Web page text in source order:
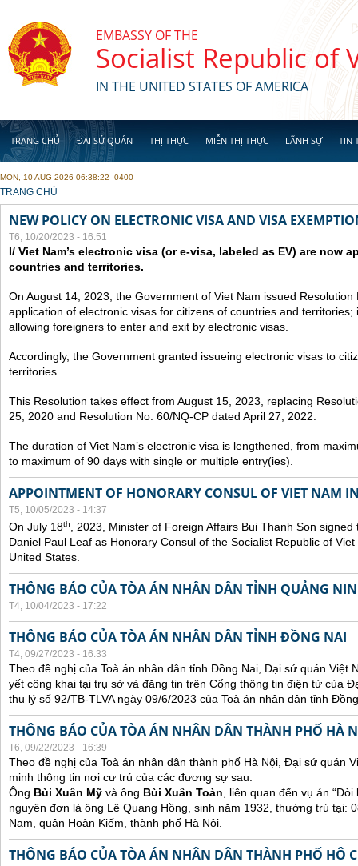
EMBASSY OF THE
Socialist Republic of
IN THE UNITED STATES OF AMERICA
TRANG CHỦ ĐẠI SỨ QUÁN THỊ THỰC MIỄN THỊ THỰC LÃNH SỰ TIN
MON, 10 AUG 2026 06:38:22 -0400
YOU ARE HERE
TRANG CHỦ
NEW POLICY ON ELECTRONIC VISA AND VISA
T6, 10/20/2023 - 16:51
I/ Viet Nam’s electronic visa (or e-visa, labeled as EV) are now
countries and territories.
On August 14, 2023, the Government of Viet Nam issued
application of electronic visas for citizens of countries and
allowing foreigners to enter and exit by electronic visas.
Accordingly, the Government granted issueing electronic visas to
territories.
This Resolution takes effect from August 15, 2023, replacing
25, 2020 and Resolution No. 60/NQ-CP dated April 27, 2022.
The duration of Viet Nam’s electronic visa is lengthened, from
to maximum of 90 days with single or multiple entry(ies).
APPOINTMENT OF HONORARY CONSUL OF VIET NAM
T5, 10/05/2023 - 14:37
On July 18th
, 2023, Minister of Foreign Affairs Bui Thanh Son
Daniel Paul Leaf as Honorary Consul of the Socialist Republic of
United States.
THÔNG BÁO CỦA TÒA ÁN NHÂN DÂN TỈNH QUẢNG
T4, 10/04/2023 - 17:22
THÔNG BÁO CỦA TÒA ÁN NHÂN DÂN TỈNH ĐỒNG NAI
T4, 09/27/2023 - 16:33
Theo đề nghị của Toà án nhân dân tỉnh Đồng Nai, Đại sứ quán Việt
yết công khai tại trụ sở và đăng tin trên Cổng thông tin điện tử của
thụ lý số 92/TB-TLVA ngày 09/6/2023 của Toà án nhân dân tỉnh
THÔNG BÁO CỦA TÒA ÁN NHÂN DÂN THÀNH PHỐ HÀ
T6, 09/22/2023 - 16:39
Theo đề nghị của Toà án nhân dân thành phố Hà Nội, Đại sứ quán
minh thông tin nơi cư trú của các đương sự sau:
Ông Bùi Xuân Mỹ và ông Bùi Xuân Toàn , liên quan đến vụ án
nguyên đơn là ông Lê Quang Hồng, sinh năm 1932, thường trú tại:
Nam, quận Hoàn Kiếm, thành phố Hà Nội.
THÔNG BÁO CỦA TÒA ÁN NHÂN DÂN THÀNH PHỐ HÔ